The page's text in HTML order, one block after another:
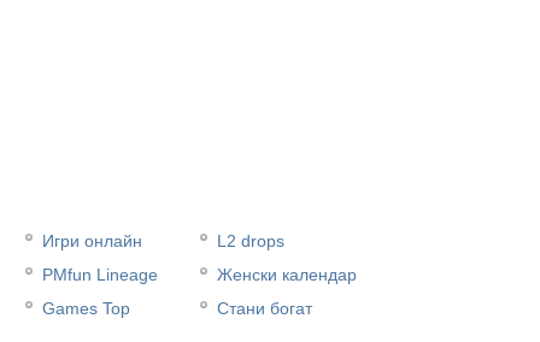
Игри онлайн
PMfun Lineage
Games Top
L2 drops
Женски календар
Стани богат